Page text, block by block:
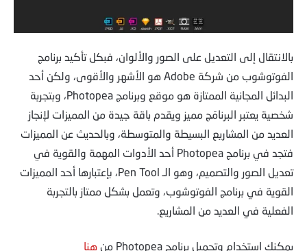
بالانتقال إلى التعديل على الصور والألوان، فبكل تأكيد برنامج
الفوتوشوب من شركة Adobe هو الأشهر والأقوى، ولكن أحد
البدائل المجانية الممتازة هو موقع وبرنامج Photopea، وبتجربة
شخصية يعتبر البرنامَج مميز ويقدم باقة جيدة من المميزات لإنجاز
العديد من المشاريع البسيطة والمتوسطة، وبالحديث عن المميزات
فتجد في برنامج Photopea أحد الأدوات المهمة والقوية في
تعديل الصور والتصميم، وهو الـ Pen Tool، بإعتبارها أحد المميزات
القوية في برنامج الفوتوشوب، وتعمل بشكل ممتاز بالتجربة
الفعلية في العديد من المشاريع.
يمكنك إستخدام وتحميل برنامج Photopea من هنا